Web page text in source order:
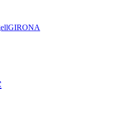
GIRONA